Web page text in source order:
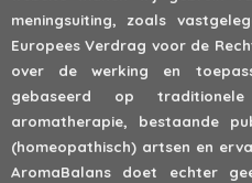
meningsuiting, zoals
Europees Verdrag voor de
over de werking en
gebaseerd op
aromatherapie, bestaande
(homeopathisch) artsen en
AromaBalans doet echter